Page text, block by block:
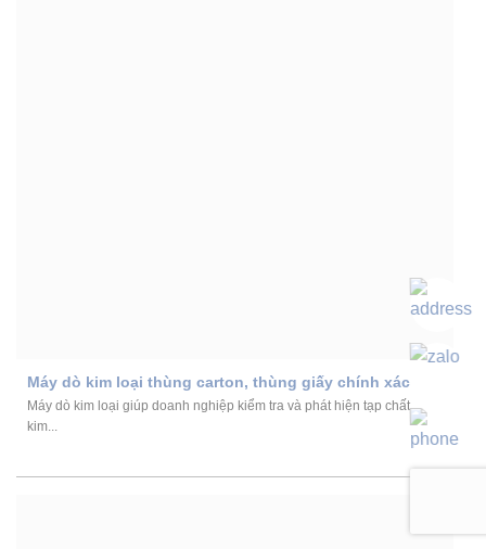
Máy dò kim loại thùng carton, thùng giấy chính xác
Máy dò kim loại giúp doanh nghiệp kiểm tra và phát hiện tạp chất
kim...